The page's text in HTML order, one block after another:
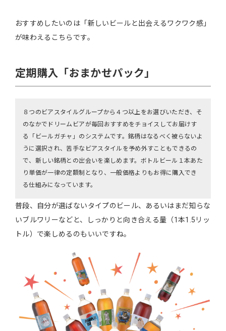
おすすめしたいのは「新しいビールと出会えるワクワク感」
が味わえるこちらです。
定期購入「おまかせパック」
８つのビアスタイルグループから４つ以上をお選びいただき、そ
のなかでドリームビアが毎回おすすめをチョイスしてお届けす
る「ビールガチャ」のシステムです。銘柄はなるべく被らないよ
うに選択され、苦手なビアスタイルを予め外すこともできるの
で、新しい銘柄との出会いを楽しめます。ボトルビール１本あた
り単価が一律の定額制となり、一般価格よりもお得に購入でき
る仕組みになっています。
普段、自分が選ばないタイプのビール、あるいはまだ知らな
いブルワリーなどと、しっかりと向き合える量（1本1.5リッ
トル）で楽しめるのもいいですね。